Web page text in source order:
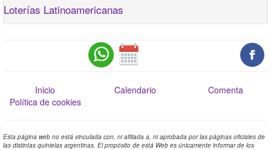
Loterías Latinoamericanas
Inicio Calendario
Comenta
Política de cookies
Esta página web no está vinculada con, ni afiliada a, ni aprobada por las páginas oficiales de
las distintas quinielas argentinas. El propósito de está Web es únicamente informar de los